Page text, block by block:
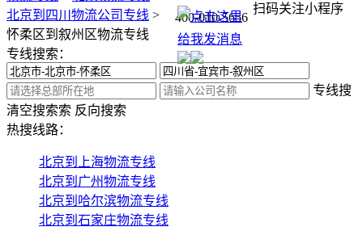
400-010-5656
扫码关注小程序
北京到四川物流公司专线 >
怀柔区到叙州区物流专线
专线搜索：
专线搜
索 反向搜索
清空搜索
热搜线路：
北京到上海物流专线
北京到广州物流专线
北京到哈尔滨物流专线
北京到石家庄物流专线